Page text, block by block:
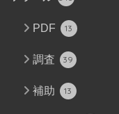
PDF 13
調査 39
補助 13